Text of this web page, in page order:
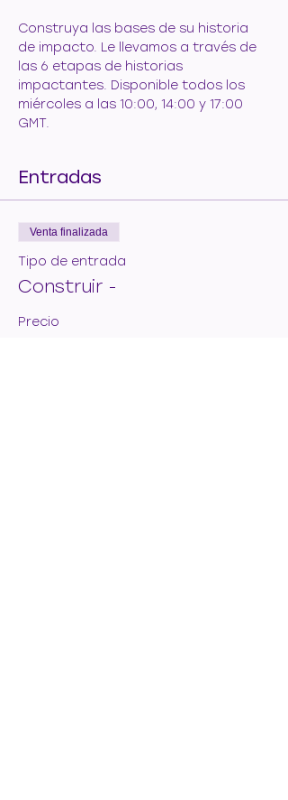
Construya las bases de su historia
de impacto. Le llevamos a través de
las 6 etapas de historias
impactantes. Disponible todos los
miércoles a las 10:00, 14:00 y 17:00
GMT.
Entradas
Venta finalizada
Tipo de entrada
Construir -
Precio